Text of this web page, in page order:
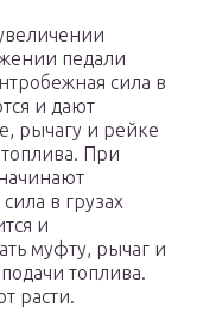
педали
сила в
и дают
рычагу и рейке
При
в грузах
и
муфту, рычаг и
топлива.
расти.